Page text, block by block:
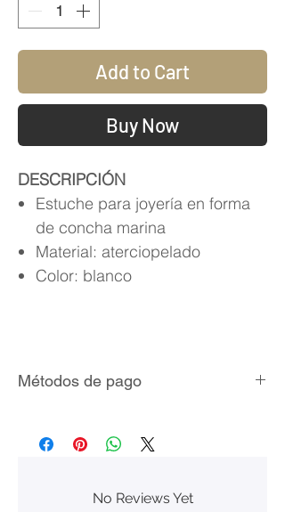
Add to Cart
Buy Now
DESCRIPCIÓN
Estuche para joyería en forma
de concha marina
Material: aterciopelado
Color: blanco
Métodos de pago
MercadoPago
No Reviews Yet